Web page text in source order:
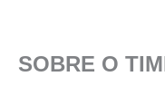
SOBRE O